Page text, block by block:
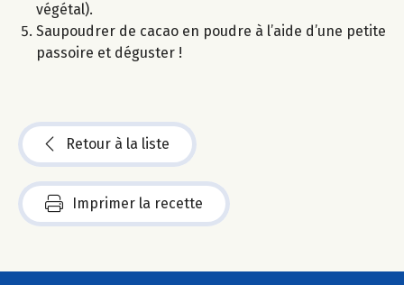
végétal).
Saupoudrer de cacao en poudre à l’aide d’une petite
passoire et déguster !
Retour à la liste
Imprimer la recette